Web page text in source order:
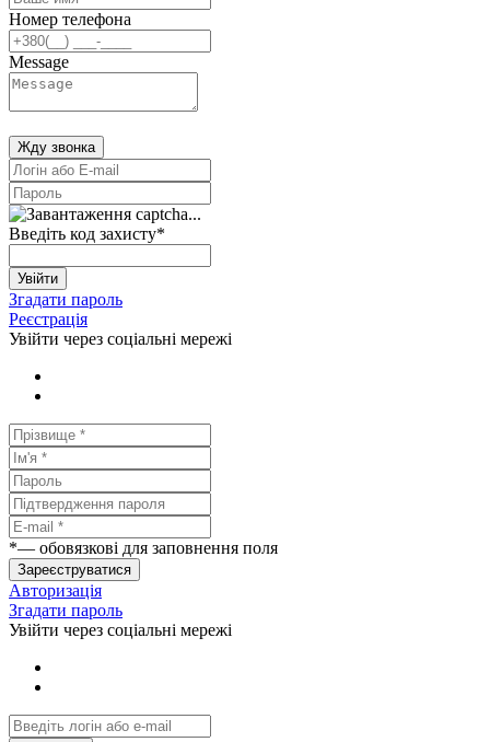
Номер телефона
Message
Жду звонка
Введіть код захисту*
Увійти
Згадати пароль
Реєстрація
Увійти через соціальні мережі
*— обовязкові для заповнення поля
Зареєструватися
Авторизація
Згадати пароль
Увійти через соціальні мережі